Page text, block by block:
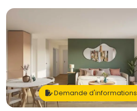
Demande d'informations